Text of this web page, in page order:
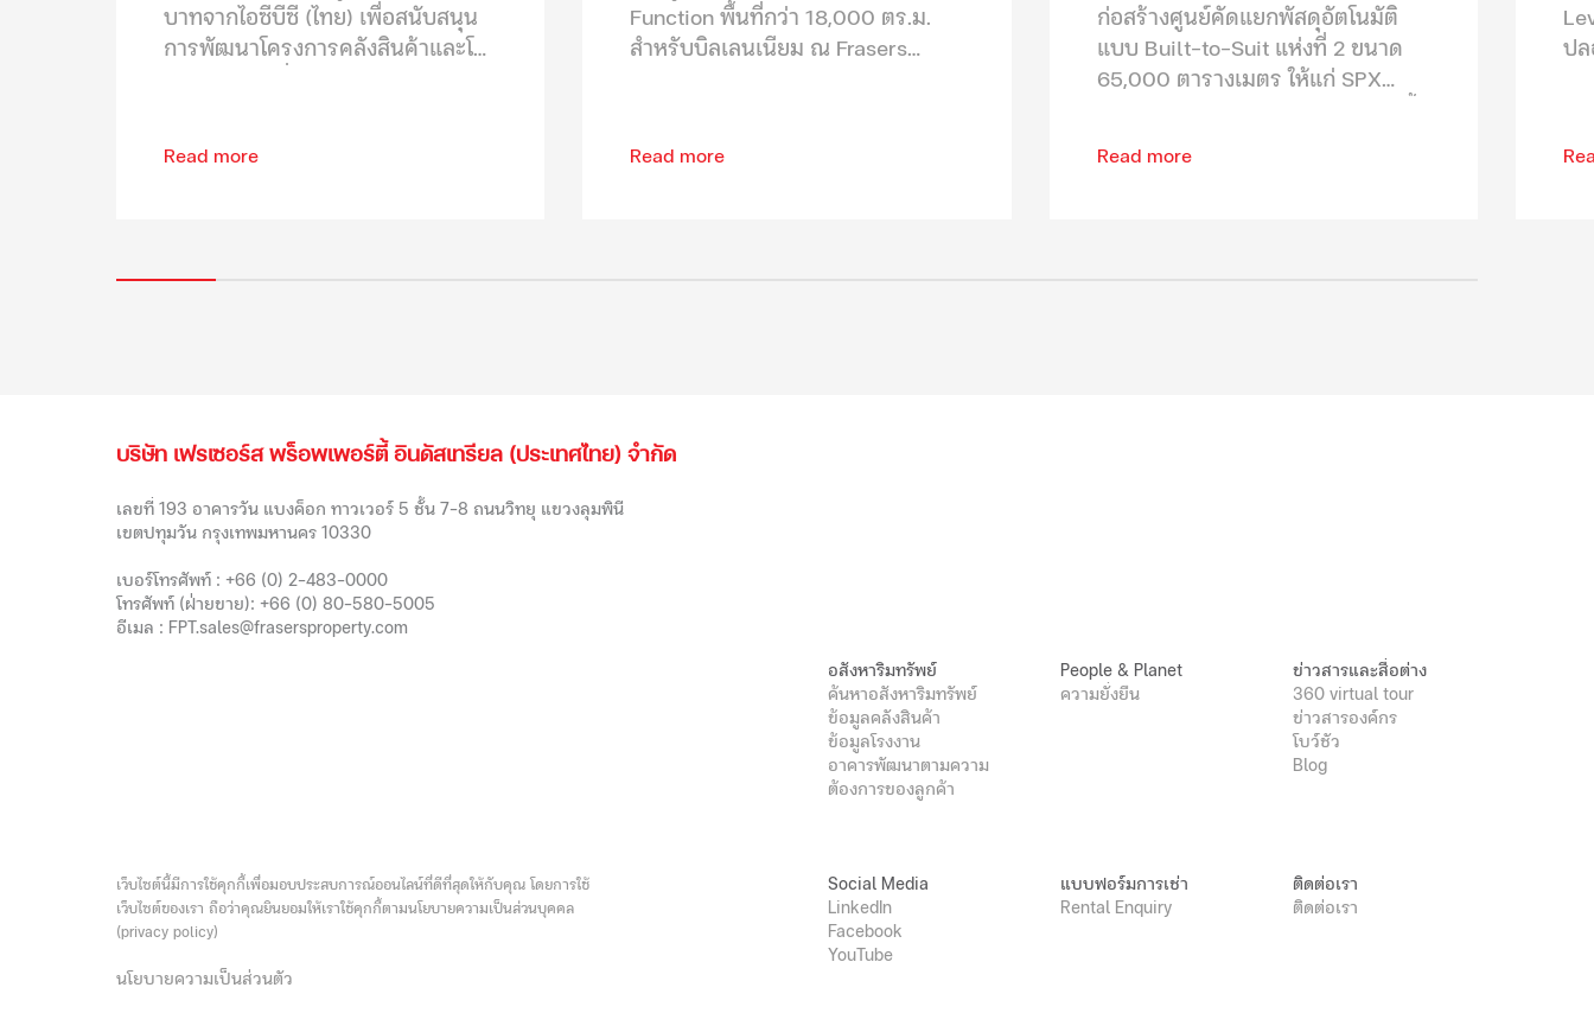
บาทจากไอซีบีซี (ไทย) เพื่อสนับสนุน
การพัฒนาโครงการคลังสินค้าและโล
Read more
Function พื้นที่กว่า 18,000 ตร.ม.
สำหรับบิลเลนเนียม ณ Frasers
Read more
ก่อสร้างศูนย์คัดแยกพัสดุอัตโนมัติ
แบบ Built-to-Suit แห่งที่ 2 ขนาด
65,000 ตารางเมตร ให้แก่ SPX
Read more
ปล
บริษัท เฟรเซอร์ส พร็อพเพอร์ตี้ อินดัสเทรียล (ประเทศไทย) จำกัด
เลขที่ 193 อาคารวัน แบงค็อก ทาวเวอร์ 5 ชั้น 7-8 ถนนวิทยุ แขวงลุมพินี
เขตปทุมวัน กรุงเทพมหานคร 10330
เบอร์โทรศัพท์ : +66 (0) 2-483-0000
โทรศัพท์ (ฝ่ายขาย): +66 (0) 80-580-5005
อีเมล : FPT.sales@frasersproperty.com
อสังหาริมทรัพย์
ค้นหาอสังหาริมทรัพย์
ข้อมูลคลังสินค้า
ข้อมูลโรงงาน
อาคารพัฒนาตามความ
ต้องการของลูกค้า
People & Planet
ความยั่งยืน
ข่าวสารและสื่อต่าง
360 virtual tour
ข่าวสารองค์กร
โบว์ชัว
Blog
Social Media
LinkedIn
Facebook
YouTube
แบบฟอร์มการเช่า
Rental Enquiry
ติดต่อเรา
ติดต่อเรา
เว็บไซต์นี้มีการใช้คุกกี้เพื่อมอบประสบการณ์ออนไลน์ที่ดีที่สุดให้กับคุณ โดยการใช้
เว็บไซต์ของเรา ถือว่าคุณยินยอมให้เราใช้คุกกี้ตามนโยบายความเป็นส่วนบุคคล
(privacy policy)
นโยบายความเป็นส่วนตัว